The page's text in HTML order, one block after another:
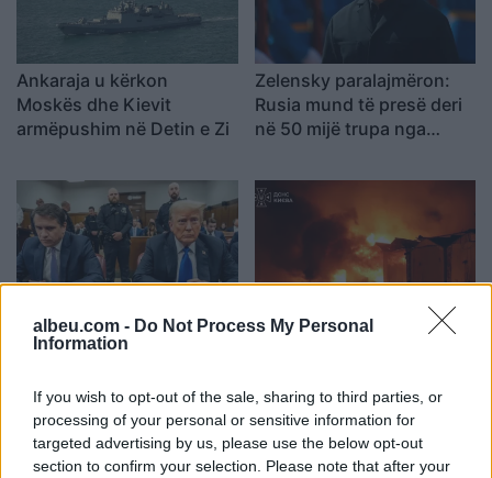
albeu.com - Do Not Process My Personal
Information
If you wish to opt-out of the sale, sharing to third parties, or
processing of your personal or sensitive information for
targeted advertising by us, please use the below opt-out
section to confirm your selection. Please note that after your
Ankaraja u kërkon
Moskës dhe Kievit
armëpushim në Detin e Zi
Zelensky paralajmëron:
Rusia mund të presë deri
në 50 mijë trupa nga
Senati konfirmon me
rezultat të ngushtë ish-
Prokuror të Përgjithshëm
të SHBA-së
Sulmet ruse godasin
fëmijë